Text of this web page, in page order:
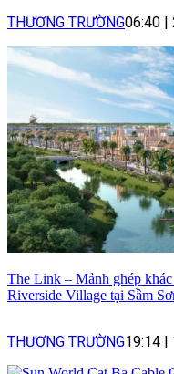
THƯƠNG TRƯỜNG06:40
The Link – Mảnh ghép
Riverside Village tại Sầm
THƯƠNG TRƯỜNG19:14